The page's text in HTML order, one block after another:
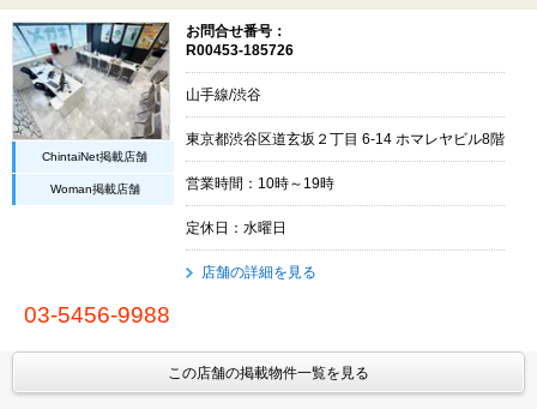
ChintaiNet掲載店舗
Woman掲載店舗
お問合せ番号：
R00453-185726
山手線/渋谷
東京都渋谷区道玄坂２丁目 6-14 ホマレヤビル8階
営業時間：10時～19時
定休日：水曜日
店舗の詳細を見る
03-5456-9988
この店舗の掲載物件一覧を見る